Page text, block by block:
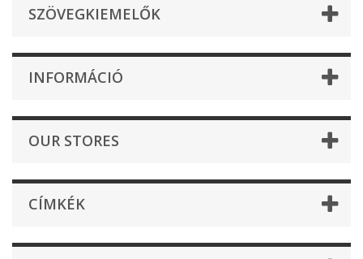
SZÖVEGKIEMELŐK
INFORMÁCIÓ
OUR STORES
CÍMKÉK